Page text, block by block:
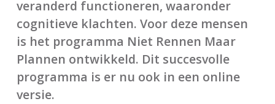
veranderd functioneren, waaronder
cognitieve klachten. Voor deze mensen
is het programma Niet Rennen Maar
Plannen ontwikkeld. Dit succesvolle
programma is er nu ook in een online
versie.